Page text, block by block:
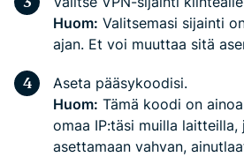
Huom: Valitsemasi sijainti
ajan. Et voi muuttaa sitä
Aseta pääsykoodisi.
Huom: Tämä koodi on
omaa IP:täsi muilla
asettamaan vahvan,